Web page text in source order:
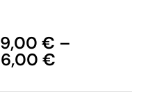
€ –
€